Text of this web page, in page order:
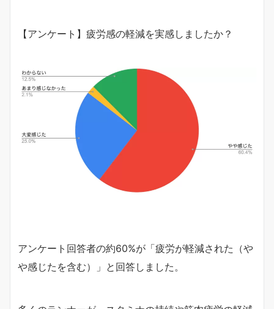
【アンケート】疲労感の軽減を実感しましたか？
アンケート回答者の約60%が「疲労が軽減された（や
や感じたを含む）」と回答しました。